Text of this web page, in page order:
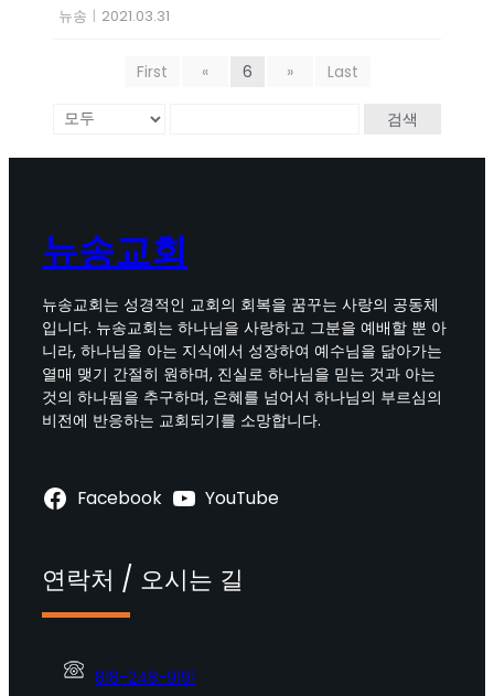
뉴송 | 2021.03.31
First « 6 » Last
검색
뉴송교회
뉴송교회는 성경적인 교회의 회복을 꿈꾸는 사랑의 공동체
입니다. 뉴송교회는 하나님을 사랑하고 그분을 예배할 뿐 아
니라, 하나님을 아는 지식에서 성장하여 예수님을 닮아가는
열매 맺기 간절히 원하며, 진실로 하나님을 믿는 것과 아는
것의 하나됨을 추구하며, 은혜를 넘어서 하나님의 부르심의
비전에 반응하는 교회되기를 소망합니다.
Facebook YouTube
연락처 / 오시는 길
818-248-9191